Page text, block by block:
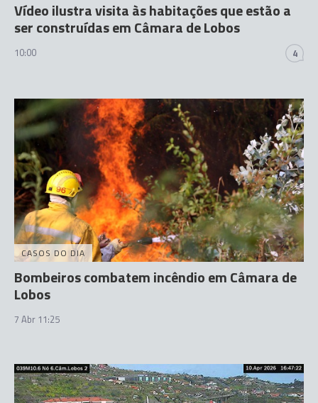
Vídeo ilustra visita às habitações que estão a
ser construídas em Câmara de Lobos
10:00 4
CASOS DO DIA
Bombeiros combatem incêndio em Câmara de
Lobos
7 Abr 11:25